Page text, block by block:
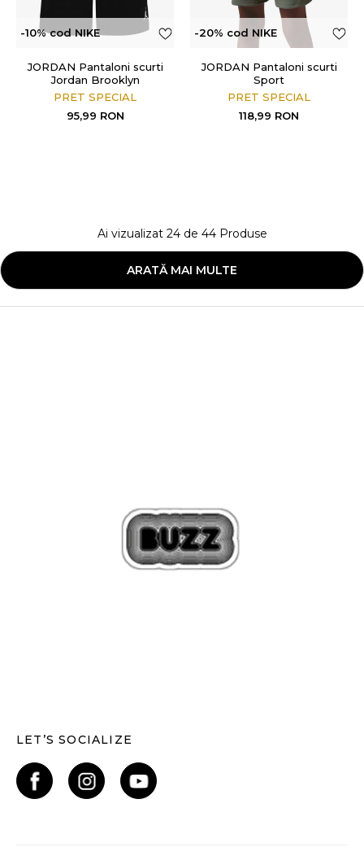
-10% cod NIKE
JORDAN Pantaloni scurti
Jordan Brooklyn
PRET SPECIAL
95,99 RON
-20% cod NIKE
JORDAN Pantaloni scurti
Sport
PRET SPECIAL
118,99 RON
Ai vizualizat 24de 44Produse
ARATĂ MAI MULTE
LET’S SOCIALIZE